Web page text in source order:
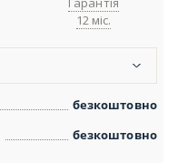
12 міс.
безкоштовно
безкоштовно